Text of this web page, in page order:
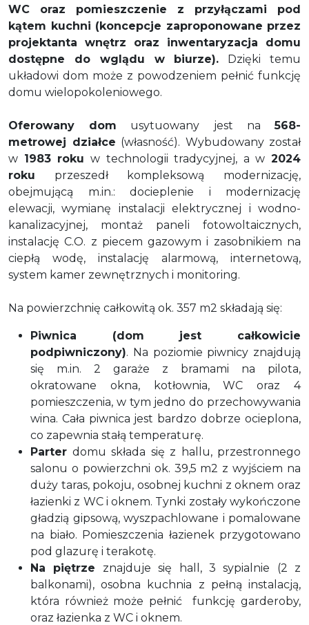
WC oraz pomieszczenie z przyłączami pod
kątem kuchni (koncepcje zaproponowane przez
projektanta wnętrz oraz inwentaryzacja domu
dostępne do wglądu w biurze). Dzięki temu
układowi dom może z powodzeniem pełnić funkcję
domu wielopokoleniowego.
Oferowany dom usytuowany jest na568-
metrowej działce (własność). Wybudowany został
w 1983 roku w technologii tradycyjnej, a w 2024
roku przeszedł kompleksową modernizację,
obejmującą m.in.: docieplenie i modernizację
elewacji, wymianę instalacji elektrycznej i wodno-
kanalizacyjnej, montaż paneli fotowoltaicznych,
instalację C.O. z piecem gazowym i zasobnikiem na
ciepłą wodę, instalację alarmową, internetową,
system kamer zewnętrznych i monitoring.
Na powierzchnię całkowitą ok. 357 m2 składają się:
Piwnica (dom jest całkowicie
podpiwniczony). Na poziomie piwnicy znajdują
się m.in. 2 garaże z bramami na pilota,
okratowane okna, kotłownia, WC oraz 4
pomieszczenia, w tym jedno do przechowywania
wina. Cała piwnica jest bardzo dobrze ocieplona,
co zapewnia stałą temperaturę.
Parter domu składa się z hallu, przestronnego
salonu o powierzchni ok. 39,5 m2 z wyjściem na
duży taras, pokoju, osobnej kuchni z oknem oraz
łazienki z WC i oknem. Tynki zostały wykończone
gładzią gipsową, wyszpachlowane i pomalowane
na biało. Pomieszczenia łazienek przygotowano
pod glazurę i terakotę.
Na piętrze znajduje się hall, 3 sypialnie (2 z
balkonami), osobna kuchnia z pełną instalacją,
która również może pełnić
funkcję garderoby,
oraz łazienka z WC i oknem.